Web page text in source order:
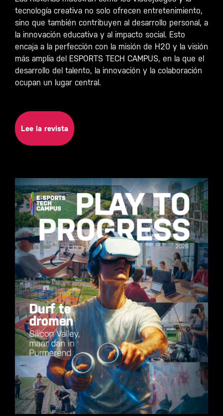
tecnología creativa no solo ofrecen entretenimiento,
sino que también contribuyen al desarrollo personal, a
la innovación educativa y al impacto social. Esto
encaja a la perfección con la misión de H20 y la visión
más amplia del ESPORTS TECH CAMPUS, en la que el
desarrollo del talento, la innovación y la colaboración
ocupan un lugar central.
Lee la revista